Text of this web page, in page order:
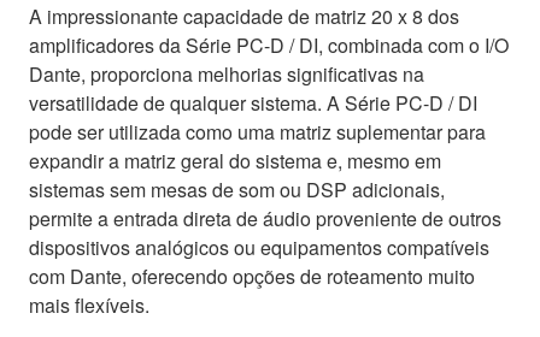
A impressionante capacidade de matriz 20 x 8 dos
amplificadores da Série PC-D / DI, combinada com o I/O
Dante, proporciona melhorias significativas na
versatilidade de qualquer sistema. A Série PC-D / DI
pode ser utilizada como uma matriz suplementar para
expandir a matriz geral do sistema e, mesmo em
sistemas sem mesas de som ou DSP adicionais,
permite a entrada direta de áudio proveniente de outros
dispositivos analógicos ou equipamentos compatíveis
com Dante, oferecendo opções de roteamento muito
mais flexíveis.